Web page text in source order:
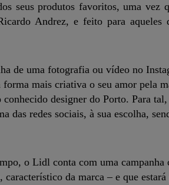
seus produtos favoritos, uma vez
Andrez, e feito para
de uma fotografia ou vídeo no
mais criativa o seu amor pela
designer do Porto. Para
das redes sociais, à sua escolha,
o Lidl conta com uma
da marca – e que